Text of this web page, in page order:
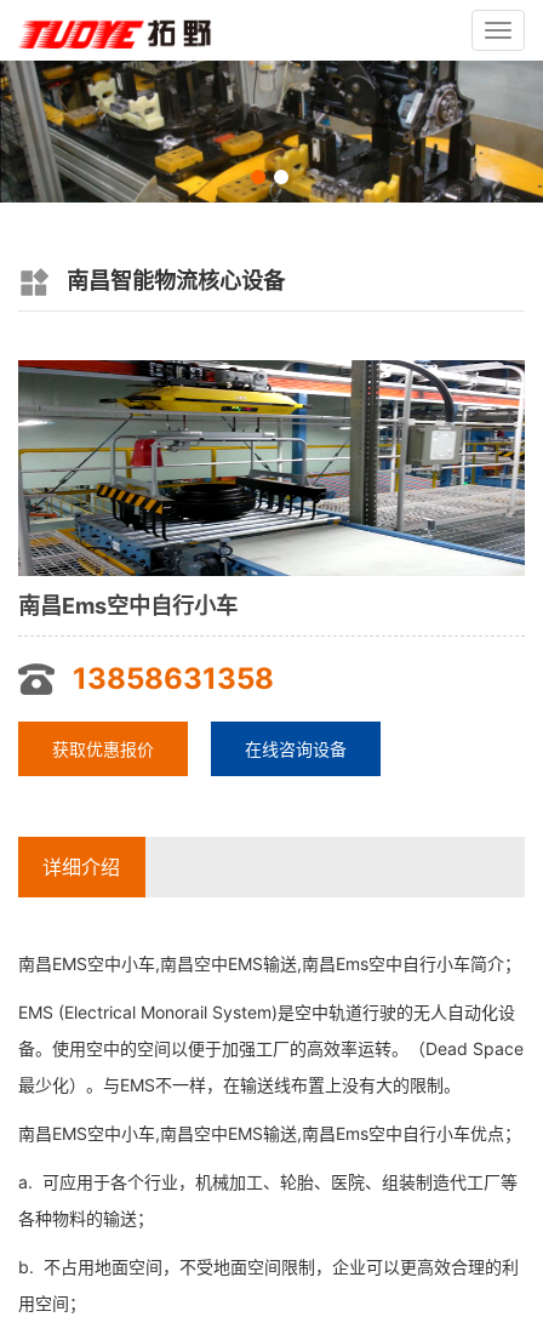
南昌智能物流核心设备
南昌Ems空中自行小车
13858631358
获取优惠报价 在线咨询设备
详细介绍
南昌EMS空中小车,南昌空中EMS输送,南昌Ems空中自行小车简介；
EMS (Electrical Monorail System)是空中轨道行驶的无人自动化设
备。使用空中的空间以便于加强工厂的高效率运转。（Dead Space
最少化）。与EMS不一样，在输送线布置上没有大的限制。
南昌EMS空中小车,南昌空中EMS输送,南昌Ems空中自行小车优点；
a. 可应用于各个行业，机械加工、轮胎、医院、组装制造代工厂等
各种物料的输送；
b. 不占用地面空间，不受地面空间限制，企业可以更高效合理的利
用空间；